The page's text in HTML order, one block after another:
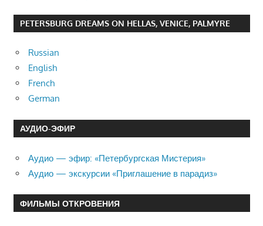
PETERSBURG DREAMS ON HELLAS, VENICE, PALMYRE
Russian
English
French
German
АУДИО-ЭФИР
Аудио — эфир: «Петербургская Мистерия»
Аудио — экскурсии «Приглашение в парадиз»
ФИЛЬМЫ ОТКРОВЕНИЯ